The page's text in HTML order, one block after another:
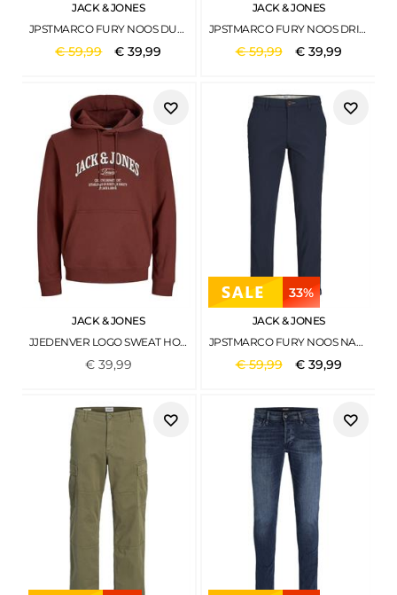
JACK & JONES
JPSTMARCO FURY NOOS DUNE
€59,99 €39,99
JACK & JONES
JPSTMARCO FURY NOOS DRIZZLE
€59,99 € 39,99
JACK & JONES
JJEDENVER LOGO SWEAT HOOD SN FIRED BRICK
€ 39,99
33%
JACK & JONES
JPSTMARCO FURY NOOS NAVY BLAZER
€59,99 € 39,99